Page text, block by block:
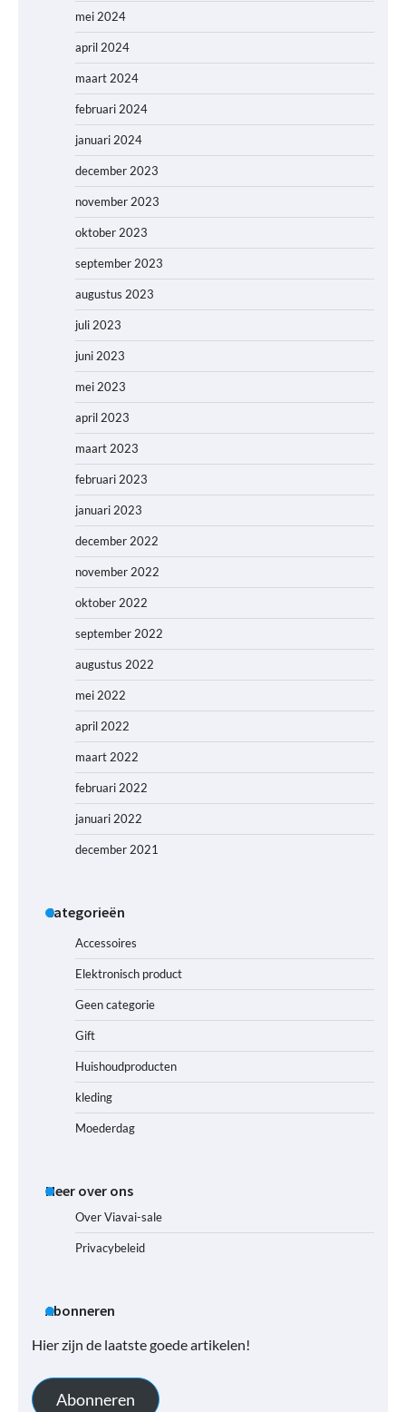
mei 2024
april 2024
maart 2024
februari 2024
januari 2024
december 2023
november 2023
oktober 2023
september 2023
augustus 2023
juli 2023
juni 2023
mei 2023
april 2023
maart 2023
februari 2023
januari 2023
december 2022
november 2022
oktober 2022
september 2022
augustus 2022
mei 2022
april 2022
maart 2022
februari 2022
januari 2022
december 2021
Categorieën
Accessoires
Elektronisch product
Geen categorie
Gift
Huishoudproducten
kleding
Moederdag
Meer over ons
Over Viavai-sale
Privacybeleid
Abonneren
Hier zijn de laatste goede artikelen!
Abonneren